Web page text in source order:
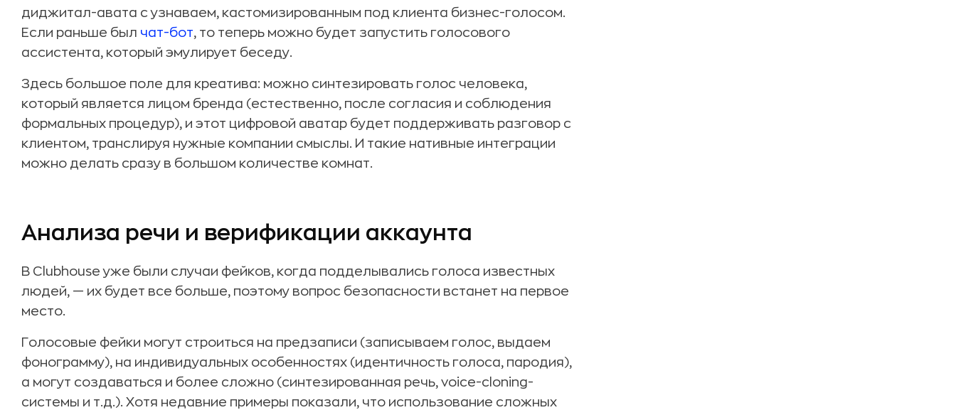
диджитал-авата с узнаваем, кастомизированным под клиента бизнес-голосом.
Если раньше был чат-бот, то теперь можно будет запустить голосового
ассистента, который эмулирует беседу.
Здесь большое поле для креатива: можно синтезировать голос человека,
который является лицом бренда (естественно, после согласия и соблюдения
формальных процедур), и этот цифровой аватар будет поддерживать разговор с
клиентом, транслируя нужные компании смыслы. И такие нативные интеграции
можно делать сразу в большом количестве комнат.
Анализа речи и верификации аккаунта
В Clubhouse уже были случаи фейков, когда подделывались голоса известных
людей, — их будет все больше, поэтому вопрос безопасности встанет на первое
место.
Голосовые фейки могут строиться на предзаписи (записываем голос, выдаем
фонограмму), на индивидуальных особенностях (идентичность голоса, пародия),
а могут создаваться и более сложно (синтезированная речь, voice-cloning-
системы и т.д.). Хотя недавние примеры показали, что использование сложных